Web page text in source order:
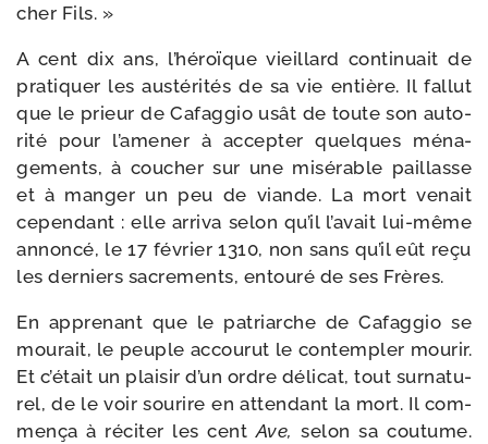
cher Fils. »
A cent dix ans, l’héroïque vieillard conti­nuait de
pra­ti­quer les aus­té­ri­tés de sa vie entière. Il fal­lut
que le prieur de Cafaggio usât de toute son auto­
ri­té pour l’amener à accep­ter quelques ména­
gements, à cou­cher sur une misé­rable paillasse
et à man­ger un peu de viande. La mort venait
cepen­dant : elle arri­va selon qu’il l’avait lui-​même
annon­cé, le 17 février 1310, non sans qu’il eût reçu
les der­niers sacre­ments, entou­ré de ses Frères.
En appre­nant que le patriarche de Cafaggio se
mou­rait, le peuple accou­rut le contem­pler mou­rir.
Et c’é­tait un plai­sir d’un ordre déli­cat, tout sur­na­tu­
rel, de le voir sou­rire en atten­dant la mort. Il com­
men­ça à réci­ter les centAve, selon sa cou­tume.